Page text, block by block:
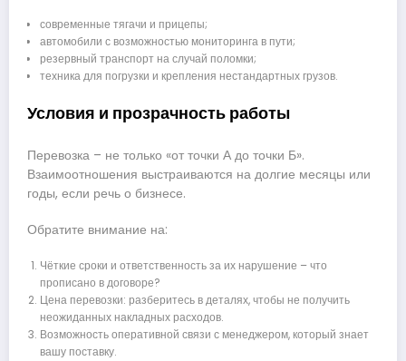
современные тягачи и прицепы;
автомобили с возможностью мониторинга в пути;
резервный транспорт на случай поломки;
техника для погрузки и крепления нестандартных грузов.
Условия и прозрачность работы
Перевозка – не только «от точки А до точки Б».
Взаимоотношения выстраиваются на долгие месяцы или
годы, если речь о бизнесе.
Обратите внимание на:
Чёткие сроки и ответственность за их нарушение – что
прописано в договоре?
Цена перевозки: разберитесь в деталях, чтобы не получить
неожиданных накладных расходов.
Возможность оперативной связи с менеджером, который знает
вашу поставку.